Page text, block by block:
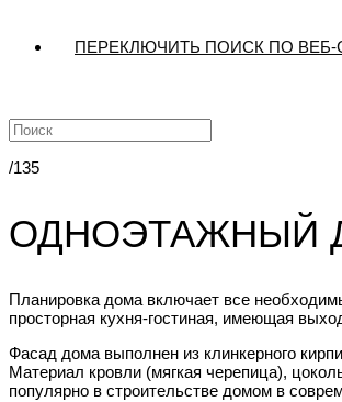
ПЕРЕКЛЮЧИТЬ ПОИСК ПО ВЕБ-
/135
ОДНОЭТАЖНЫЙ
Планировка дома включает все
просторная кухня-гостиная, имеющая
Фасад дома выполнен из клинкерного
Материал кровли (мягкая черепица),
популярно в строительстве домом в